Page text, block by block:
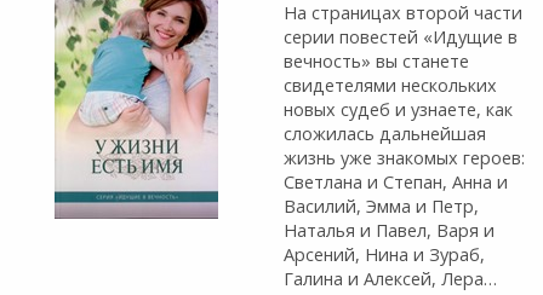
На страницах второй части
серии повестей «Идущие в
вечность» вы станете
свидетелями нескольких
новых судеб и узнаете, как
сложилась дальнейшая
жизнь уже знакомых героев:
Светлана и Степан, Анна и
Василий, Эмма и Петр,
Наталья и Павел, Варя и
Арсений, Нина и Зураб,
Галина и Алексей, Лера…